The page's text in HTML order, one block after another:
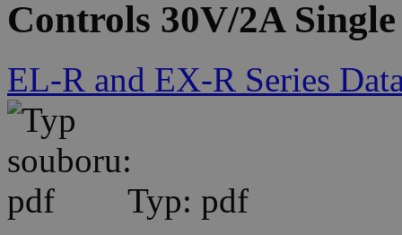
Controls 30V/2A Single
EL-R and EX-R Series
Typ: pdf